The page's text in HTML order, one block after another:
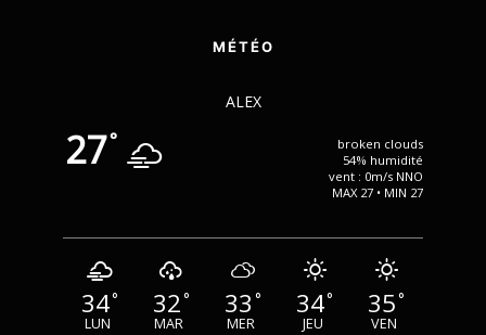
MÉTÉO
ALEX
27°
broken clouds
54% humidité
vent : 0m/s NNO
MAX 27 • MIN 27
34°
LUN
32°
MAR
33 °
MER
34°
JEU
35°
VEN